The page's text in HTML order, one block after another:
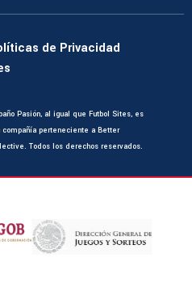
de Privacidad
Pasión, al igual que Futbol Sites, es
compañía perteneciente a Better
Todos los derechos reservados.